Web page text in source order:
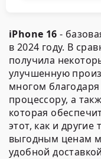
iPhone 16 -
в 2024 году. В
получила
улучшенную
многом
процессору, а
которая
этот, как и
выгодным ценам
удобной